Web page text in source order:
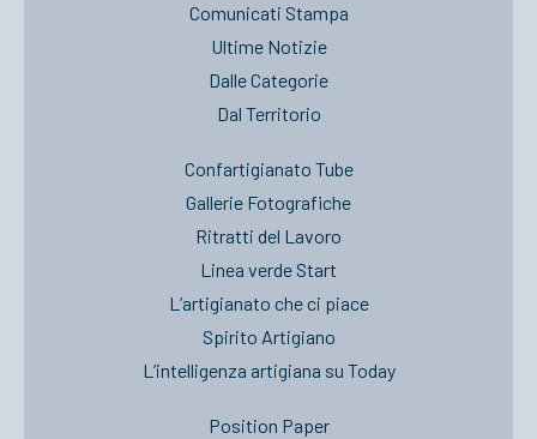
Comunicati Stampa
Ultime Notizie
Dalle Categorie
Dal Territorio
Confartigianato Tube
Gallerie Fotografiche
Ritratti del Lavoro
Linea verde Start
L’artigianato che ci piace
Spirito Artigiano
L’intelligenza artigiana su Today
Position Paper